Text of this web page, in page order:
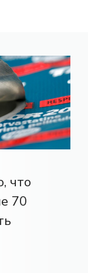
что
70